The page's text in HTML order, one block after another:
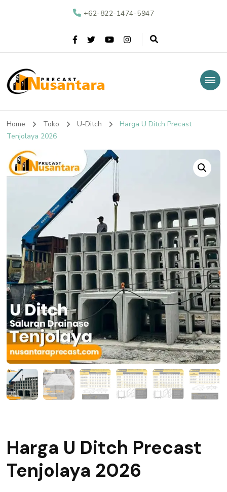
+62-822-1474-5947
Nusantara Precast
Home Toko U-Ditch
Harga U Ditch Precast
Tenjolaya 2026
Harga U Ditch Precast
Tenjolaya 2026